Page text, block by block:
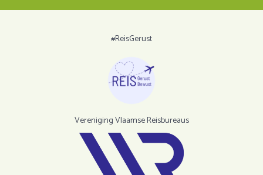
#ReisGerust
Vereniging Vlaamse Reisbureaus